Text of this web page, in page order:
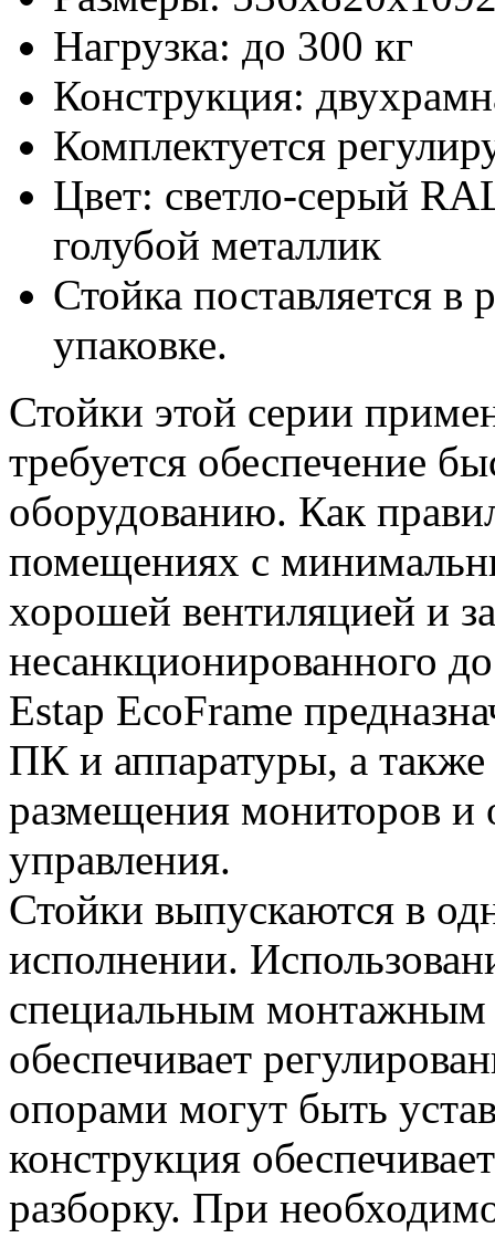
Нагрузка: до 300 кг
Конструкция:
Комплектуется
Цвет: светло-серый
голубой металлик
Стойка поставляется в
упаковке.
Стойки этой серии
требуется обеспечение
оборудованию. Как
помещениях с
хорошей вентиляцией и
несанкционированного
Estap EcoFrame
ПК и аппаратуры, а также
размещения мониторов и
управления.
Стойки выпускаются в
исполнении.
специальным монтажным
обеспечивает
опорами могут быть
конструкция
разборку. При